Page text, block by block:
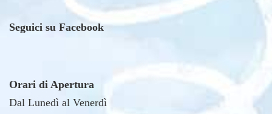
Seguici su Facebook
Dal Lunedì al Venerdì
09:00 - 13:00 / 15:00 - 19:00